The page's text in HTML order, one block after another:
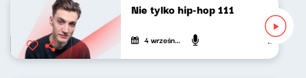
Nie tylko hip-hop 111
4 września 2022 Mateusz